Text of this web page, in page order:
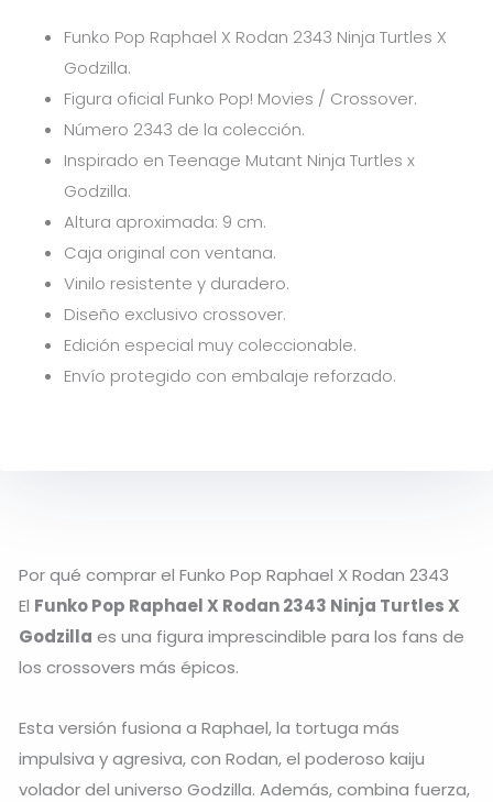
Funko Pop Raphael X Rodan 2343 Ninja Turtles X
Godzilla.
Figura oficial Funko Pop! Movies / Crossover.
Número 2343 de la colección.
Inspirado en Teenage Mutant Ninja Turtles x
Godzilla.
Altura aproximada: 9 cm.
Caja original con ventana.
Vinilo resistente y duradero.
Diseño exclusivo crossover.
Edición especial muy coleccionable.
Envío protegido con embalaje reforzado.
Por qué comprar el Funko Pop Raphael X Rodan 2343
El Funko Pop Raphael X Rodan 2343 Ninja Turtles X
Godzilla es una figura imprescindible para los fans de
los crossovers más épicos.
Esta versión fusiona a Raphael, la tortuga más
impulsiva y agresiva, con Rodan, el poderoso kaiju
volador del universo Godzilla. Además, combina fuerza,